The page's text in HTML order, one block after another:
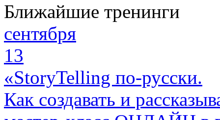
Ближайшие тренинги
сентября
13
«StoryTelling по-русски.
Как создавать и